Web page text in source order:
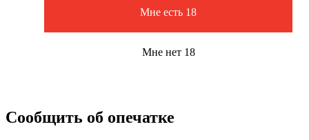
Мне есть 18
Мне нет 18
Сообщить об опечатке